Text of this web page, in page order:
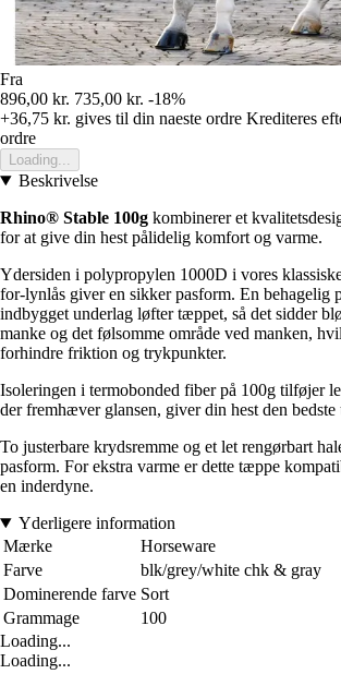
Fra
896,00 kr. 735,00 kr. -18%
+36,75 kr. gives til din naeste ordre Krediteres
ordre
Loading...
Beskrivelse
Rhino® Stable 100g kombinerer et
for at give din hest pålidelig komfort og varme.
Ydersiden i polypropylen 1000D i vores
for-lynlås giver en sikker pasform. En behagelig
indbygget underlag løfter tæppet, så det sidder
manke og det følsomme område ved manken,
forhindre friktion og trykpunkter.
Isoleringen i termobonded fiber på 100g tilføjer
der fremhæver glansen, giver din hest den bedste
To justerbare krydsremme og et let rengørbart
pasform. For ekstra varme er dette tæppe
en inderdyne.
Yderligere information
Mærke
Horseware
Farve
blk/grey/white chk & gray
Dominerende farve Sort
Grammage
100
Loading...
Loading...